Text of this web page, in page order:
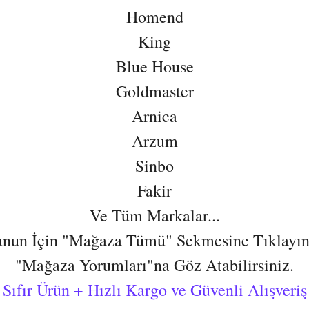
Homend
King
Blue House
Goldmaster
Arnica
Arzum
Sinbo
Fakir
Ve Tüm Markalar...
İçin "Mağaza Tümü" Sekmesine
"Mağaza Yorumları"na Göz Atabilirsiniz.
Sıfır Ürün + Hızlı Kargo ve Güvenli Alışveriş